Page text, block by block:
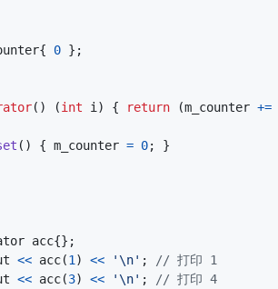
{ 0 };
() (int i ) { return (m_counter +=
() { m_counter = 0;
}
acc{};
<< acc(1 ) << '\n' ;
<< acc(3) << '\n' ;